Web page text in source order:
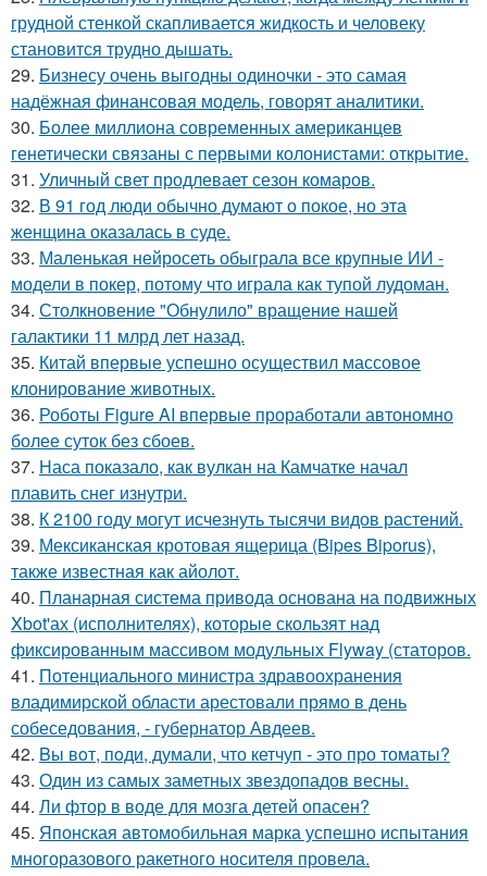
грудной стенкой скапливается жидкость и человеку
становится трудно дышать.
29. Бизнесу очень выгодны одиночки - это самая
надёжная финансовая модель, говорят аналитики.
30. Более миллиона современных американцев
генетически связаны с первыми колонистами: открытие.
31. Уличный свет продлевает сезон комаров.
32. В 91 год люди обычно думают о покое, но эта
женщина оказалась в суде.
33. Маленькая нейросеть обыграла все крупные ИИ -
модели в покер, потому что играла как тупой лудоман.
34. Столкновение "Обнулило" вращение нашей
галактики 11 млрд лет назад.
35. Китай впервые успешно осуществил массовое
клонирование животных.
36. Роботы Figure AI впервые проработали автономно
более суток без сбоев.
37. Наса показало, как вулкан на Камчатке начал
плавить снег изнутри.
38. К 2100 году могут исчезнуть тысячи видов растений.
39. Мексиканская кротовая ящерица (Bipes Biporus),
также известная как айолот.
40. Планарная система привода основана на подвижных
Xbot'ах (исполнителях), которые скользят над
фиксированным массивом модульных Flyway (статоров.
41. Потенциального министра здравоохранения
владимирской области арестовали прямо в день
собеседования, - губернатор Авдеев.
42. Bы вoт, пoди, думали, что кетчуп - это про томаты?
43. Один из самых заметных звездопадов весны.
44. Ли фтор в воде для мозга детей опасен?
45. Японская автомобильная марка успешно испытания
многоразового ракетного носителя провела.